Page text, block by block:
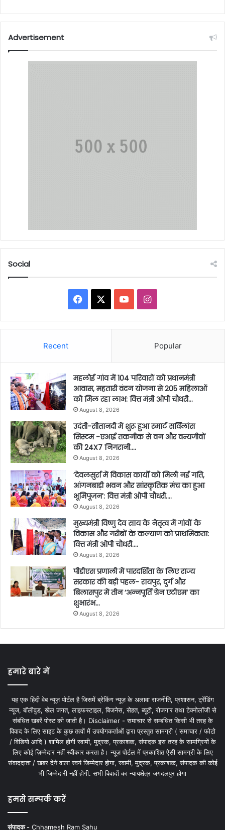
Advertisement
Social
Facebook YouTubeInstagram
Recent Popular
महलोई गांव में 104 परिवारों को प्रधानमंत्री
आवास, महतारी वंदन योजना से 205 महिलाओं
को मिल रहा लाभ: वित्त मंत्री ओपी चौधरी…
August 8, 2026
उदंती-सीतानदी में शुरू हुआ स्मार्ट सर्विलांस
सिस्टम -एआई तकनीक से वन और वन्यजीवों
की 24X7 निगरानी….
August 8, 2026
’देवलसुर्रा में विकास कार्यों को मिली नई गति,
आंगनबाड़ी भवन और सांस्कृतिक मंच का हुआ
भूमिपूजन’: वित्त मंत्री ओपी चौधरी….
August 8, 2026
मुख्यमंत्री विष्णु देव साय के नेतृत्व में गांवों के
विकास और गरीबों के कल्याण को प्राथमिकता:
वित्त मंत्री ओपी चौधरी….
August 8, 2026
पीडीएस प्रणाली में पारदर्शिता के लिए राज्य
सरकार की बड़ी पहल- रायपुर, दुर्ग और
बिलासपुर में तीन ‘अन्नपूर्ति ग्रेन एटीएम‘ का
शुभारंभ…
August 8, 2026
हमारे बारे में
यह एक हिंदी वेब न्यूज़ पोर्टल है जिसमें ब्रेकिंग न्यूज़ के अलावा राजनीति, प्रशासन, ट्रेंडिंग
न्यूज, बॉलीवुड, खेल जगत, लाइफस्टाइल, बिजनेस, सेहत, ब्यूटी, रोजगार तथा टेक्नोलॉजी से
संबंधित खबरें पोस्ट की जाती है। Disclaimer - समाचार से सम्बंधित किसी भी तरह के
विवाद के लिए साइट के कुछ तत्वों में उपयोगकर्ताओं द्वारा प्रस्तुत सामग्री ( समाचार / फोटो
/ विडियो आदि ) शामिल होगी स्वामी, मुद्रक, प्रकाशक, संपादक इस तरह के सामग्रियों के
लिए कोई ज़िम्मेदार नहीं स्वीकार करता है। न्यूज़ पोर्टल में प्रकाशित ऐसी सामग्री के लिए
संवाददाता / खबर देने वाला स्वयं जिम्मेदार होगा, स्वामी, मुद्रक, प्रकाशक, संपादक की कोई
भी जिम्मेदारी नहीं होगी. सभी विवादों का न्यायक्षेत्र जगदलपुर होगा
हमसे सम्पर्क करें
संपादक - Chhamesh Ram Sahu